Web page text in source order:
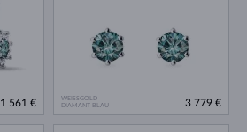
1 561 €
WEISSGOLD
DIAMANT BLAU
3 779 €